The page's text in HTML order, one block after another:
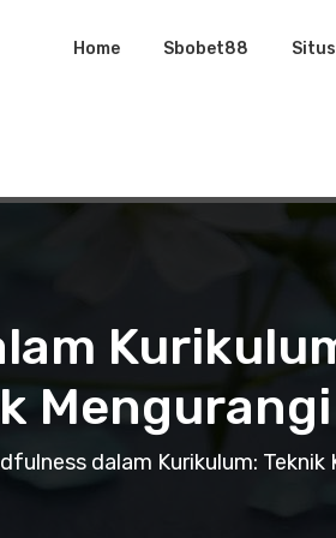
Home Sbobet88
dalam Kurikulum: